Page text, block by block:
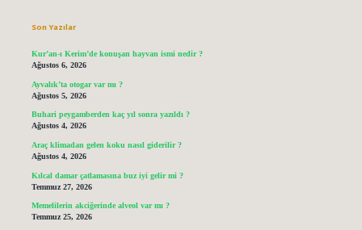
Son Yazılar
Kur’an-ı Kerim’de konuşan hayvan ismi nedir ?
Ağustos 6, 2026
Ayvalık’ta otogar var mı ?
Ağustos 5, 2026
Buhari peygamberden kaç yıl sonra yazıldı ?
Ağustos 4, 2026
Araç klimadan gelen koku nasıl giderilir ?
Ağustos 4, 2026
Kılcal damar çatlamasına buz iyi gelir mi ?
Temmuz 27, 2026
Memelilerin akciğerinde alveol var mı ?
Temmuz 25, 2026